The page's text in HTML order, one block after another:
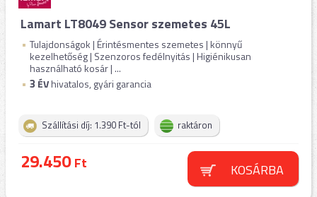
Lamart LT8049 Sensor szemetes 45L
Tulajdonságok | Érintésmentes szemetes | könnyű
kezelhetőség | Szenzoros fedélnyitás | Higiénikusan
használható kosár | ...
3 ÉVhivatalos, gyári garancia
Szállítási díj: 1.390 Ft-tól raktáron
29.450Ft KOSÁRBA